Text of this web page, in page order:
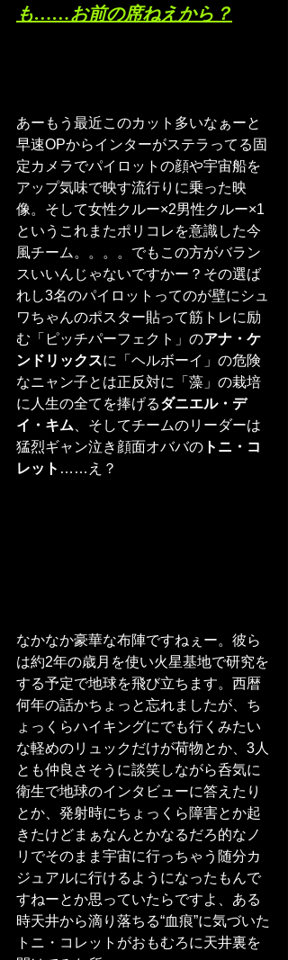
も……お前の席ねえから？
あーもう最近このカット多いなぁーと
早速OPからインターがステラってる固
定カメラでパイロットの顔や宇宙船を
アップ気味で映す流行りに乗った映
像。そして女性クルー×2男性クルー×1
というこれまたポリコレを意識した今
風チーム。。。。でもこの方がバラン
スいいんじゃないですかー？その選ば
れし3名のパイロットってのが壁にシュ
ワちゃんのポスター貼って筋トレに励
む「ピッチパーフェクト」のアナ・ケ
ンドリックスに「ヘルボーイ」の危険
なニャン子とは正反対に「藻」の栽培
に人生の全てを捧げるダニエル・デ
イ・キム 、そしてチームのリーダーは
猛烈ギャン泣き顔面オババの トニ・コ
レット ……え？
なかなか豪華な布陣ですねぇー。彼ら
は約2年の歳月を使い火星基地で研究を
する予定で地球を飛び立ちます。西暦
何年の話かちょっと忘れましたが、ち
ょっくらハイキングにでも行くみたい
な軽めのリュックだけが荷物とか、3人
とも仲良さそうに談笑しながら呑気に
衛生で地球のインタビューに答えたり
とか、発射時にちょっくら障害とか起
きたけどまぁなんとかなるだろ的なノ
リでそのまま宇宙に行っちゃう随分カ
ジュアルに行けるようになったもんで
すねーとか思っていたらですよ、ある
時天井から滴り落ちる“血痕”に気づいた
トニ・コレットがおもむろに天井裏を